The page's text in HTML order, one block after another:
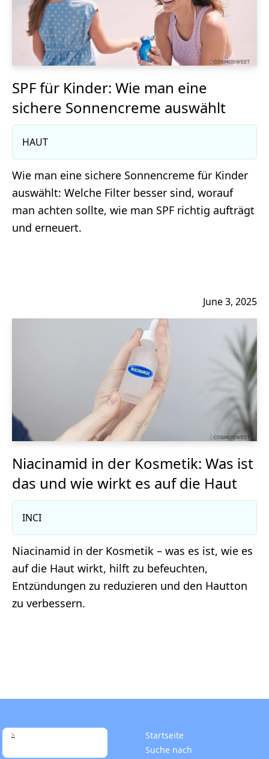
SPF für Kinder: Wie man eine
sichere Sonnencreme auswählt
HAUT
Wie man eine sichere Sonnencreme für Kinder
auswählt: Welche Filter besser sind, worauf
man achten sollte, wie man SPF richtig aufträgt
und erneuert.
June 3, 2025
Niacinamid in der Kosmetik: Was ist
das und wie wirkt es auf die Haut
INCI
Niacinamid in der Kosmetik – was es ist, wie es
auf die Haut wirkt, hilft zu befeuchten,
Entzündungen zu reduzieren und den Hautton
zu verbessern.
Startseite
Suche nach